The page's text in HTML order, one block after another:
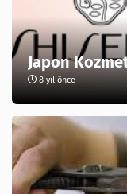
Japon
8 yıl önce